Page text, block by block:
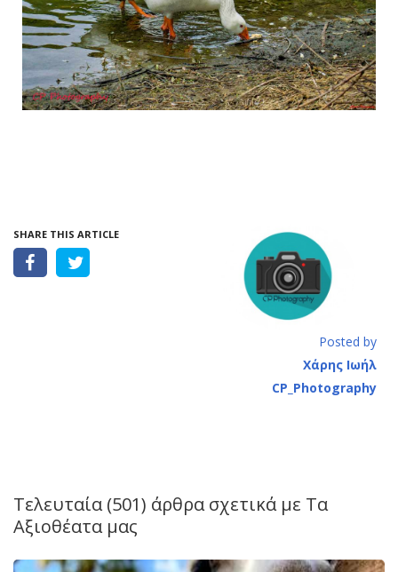
SHARE THIS ARTICLE
Posted by
Χάρης Ιωήλ
CP_Photography
Τελευταία (501) άρθρα σχετικά με Τα
Αξιοθέατα μας